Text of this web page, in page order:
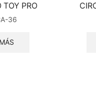
TOY PRO
36